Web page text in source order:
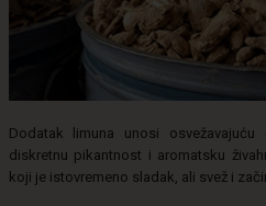
Dodatak limuna unosi
diskretnu pikantnost i aromatsku
koji je istovremeno sladak, ali svež i